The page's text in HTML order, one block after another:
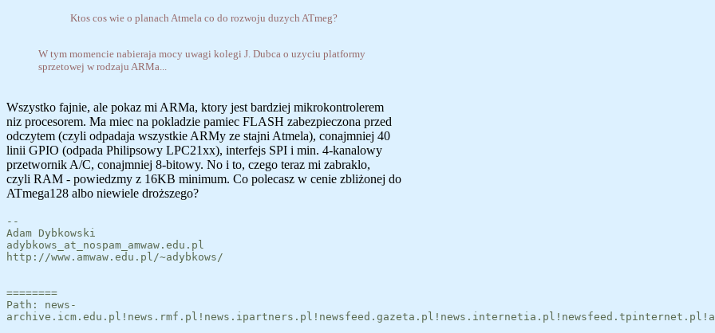
Ktos cos wie o planach Atmela co do rozwoju duzych ATmeg?
W tym momencie nabieraja mocy uwagi kolegi J. Dubca o uzyciu platformy
sprzetowej w rodzaju ARMa...
Wszystko fajnie, ale pokaz mi ARMa, ktory jest bardziej mikrokontrolerem
niz procesorem. Ma miec na pokladzie pamiec FLASH zabezpieczona przed
odczytem (czyli odpadaja wszystkie ARMy ze stajni Atmela), conajmniej 40
linii GPIO (odpada Philipsowy LPC21xx), interfejs SPI i min. 4-kanalowy
przetwornik A/C, conajmniej 8-bitowy. No i to, czego teraz mi zabraklo,
czyli RAM - powiedzmy z 16KB minimum. Co polecasz w cenie zbliżonej do
ATmega128 albo niewiele droższego?
--
Adam Dybkowski
adybkows_at_nospam_amwaw.edu.pl
http://www.amwaw.edu.pl/~adybkows/
========
Path: news-